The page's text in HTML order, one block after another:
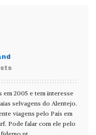
2005 e tem interesse
selvagens do Alentejo.
viagens pelo País em
Pode falar com ele pelo